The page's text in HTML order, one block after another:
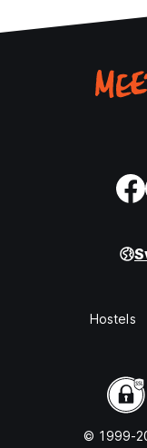
Hostels
© 1999-